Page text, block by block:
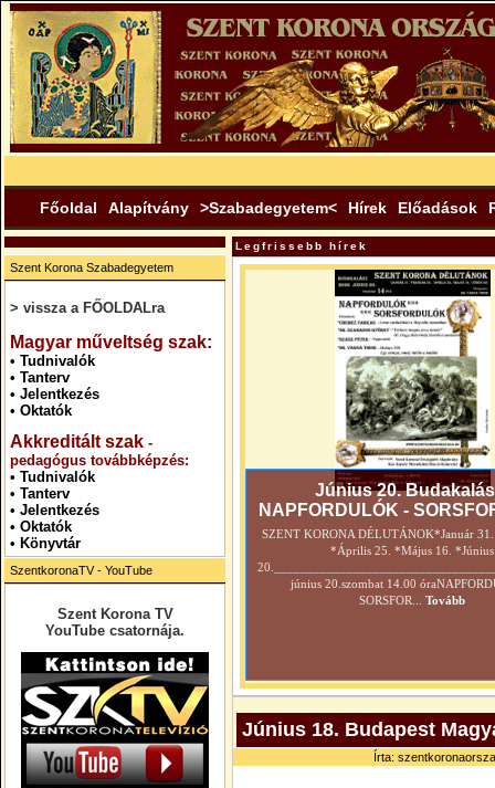
Főoldal Alapítvány >Szabadegyetem< Hírek Előadások
Szent Korona Szabadegyetem
> vissza a FŐOLDALra
Magyar műveltség szak:
• Tudnivalók
• Tanterv
• Jelentkezés
• Oktatók
Akkreditált szak -
pedagógus továbbképzés:
• Tudnivalók
• Tanterv
• Jelentkezés
• Oktatók
• Könyvtár
SzentkoronaTV - YouTube
Szent Korona TV
YouTube csatornája.
Legfrissebb hírek
Június 20.
NAPFORDULÓK -
SZENT KORONA DÉLUTÁNOK*Január
*Április 25. *Május 16. *Június
június 20.szombat 14.00
SORSFOR...
Tovább
Június 18. Budapest
Írta: